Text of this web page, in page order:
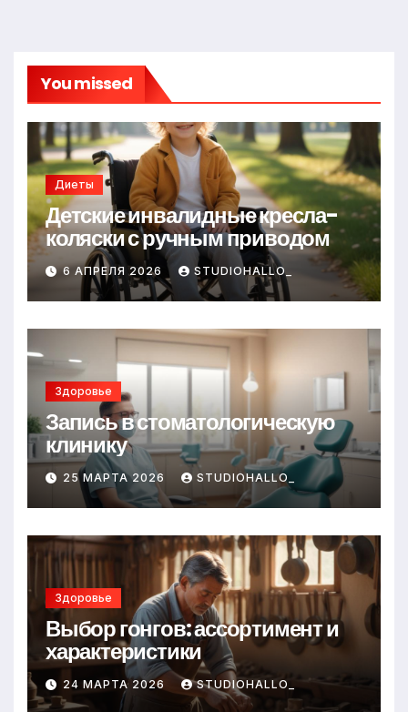
You missed
Диеты
Детские инвалидные кресла-
коляски с ручным приводом
6 АПРЕЛЯ 2026 STUDIOHALLO_
Здоровье
Запись в стоматологическую
клинику
25 МАРТА 2026 STUDIOHALLO_
Здоровье
Выбор гонгов: ассортимент и
характеристики
24 МАРТА 2026 STUDIOHALLO_